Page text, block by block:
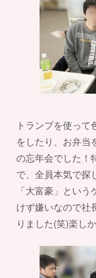
トランプを使っ
をしたり、お弁当
の忘年会でした！
で、全員本気で探
「大富豪」とい
けず嫌いなので社
りました(笑)楽し